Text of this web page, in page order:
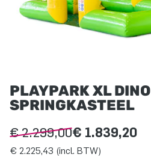
PLAYPARK XL DINO
SPRINGKASTEEL
€ 2.299,00€ 1.839,20
€ 2.225,43 (incl. BTW)